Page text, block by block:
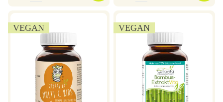
VEGAN VEGAN